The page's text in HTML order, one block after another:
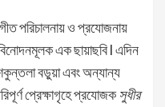
পরিচালনায় ও প্রযোজনায়
বিনোদনমূলক এক ছায়াছবি l এদিন
বড়ুয়া এবং অন্যান্য
প্রেক্ষাগৃহে প্রযোজকসুধীর